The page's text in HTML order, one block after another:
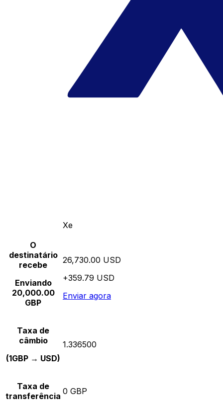
Xe
O
destinatário
recebe
Enviando
20,000.00
GBP
26,730.00 USD
+359.79 USD
Enviar agora
Taxa de
câmbio
(1GBP → USD)
1.336500
Taxa de
transferência 0 GBP